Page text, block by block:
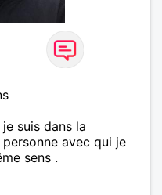
suis dans la
avec qui je
sens .